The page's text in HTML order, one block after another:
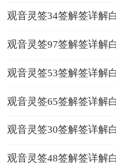
多人角逐，但值得争取
投 资
虑了，你就谨慎的大胆
◇经商前途？
你把「信」做好，那就
若问卖出房地产者，可
观音灵签34签解签详解
全解
观音灵签97签解签详解
全解
观音灵签53签解签详解
全解
观音灵签65签解签详解
全解
观音灵签30签解签详解
解
观音灵签48签解签详解